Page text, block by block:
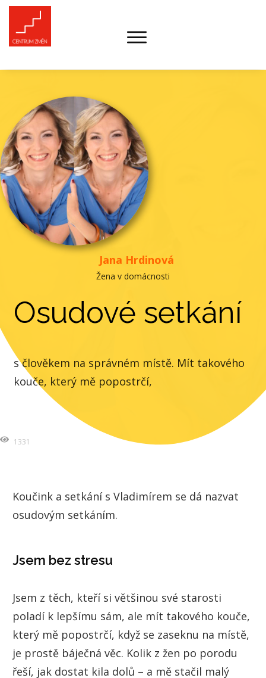
Jana Hrdinová
Žena v domácnosti
Osudové setkání
s člověkem na správném místě. Mít takového
kouče, který mě popostrčí,
1331
Koučink a setkání s Vladimírem se dá nazvat
osudovým setkáním.
Jsem bez stresu
Jsem z těch, kteří si většinou své starosti
poladí k lepšímu sám, ale mít takového kouče,
který mě popostrčí, když se zaseknu na místě,
je prostě báječná věc. Kolik z žen po porodu
řeší, jak dostat kila dolů – a mě stačil malý